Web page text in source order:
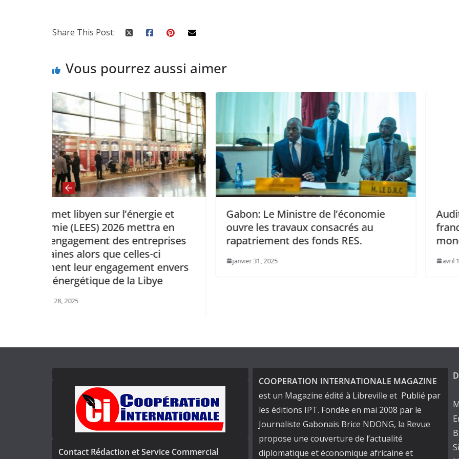
Share This Post:
Vous pourrez aussi aimer
Gabon: Le Ministre de l’économie
ouvre les travaux consacrés au
rapatriement des fonds RES.
janvier 31, 2025
Audit & Conseil : PwC Afrique
francophone se retire du réseau
mondial de PwC
Contact Rédaction et Service Commercial
COOPERATION INTERNATIONALE MAGAZINE
est un Magazine édité à Libreville et Publié par
les éditions IPT. Fondée en mai 2008 par le
Journaliste Gabonais Brice NDONG, la Revue
propose une couverture de l’actualité
diplomatique et économique africaine et